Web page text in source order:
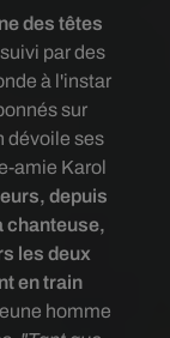
des têtes
par des
à l'instar
sur
dévoile ses
amie Karol
depuis
chanteuse,
les deux
en train
homme